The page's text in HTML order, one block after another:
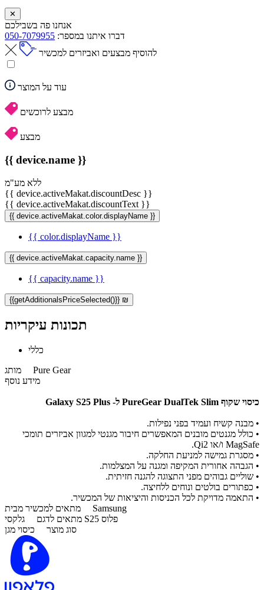
✕
אנחנו פה בשבילכם
דברו איתנו במספר: 050-7079955
להוסיף מבצעים ואביזרים למכשיר
עוד על המוצר
מבצע לרוכשים
מבצע
{{ device.name }}
ללא מע"מ
{{ device.activeMakat.discountDesc }}
{{ device.activeMakat.discountText }}
{{ device.activeMakat.color.displayName }}
{{ color.displayName }}
{{ device.activeMakat.capacity.name }}
{{ capacity.name }}
{{getAdditionalsPriceSelected()}} ₪
תכונות עיקריות
כללי
מותג Pure Gear
מידע נוסף
כיסוי שקוף PureGear DualTek Slim ל- Galaxy S25 Plus
• מבנה קשיח ועמיד בפני נפילות.
• כולל מגנטים מובנים המאפשרים חיבור מגנטי למגוון אביזרים תומכי
MagSafe ו/או Qi2.
• מסגרת גמישה למניעת החלקה.
• הגבהה אחורית המקיפה ומגנה על המצלמות.
• שוליים גבוהים מפני התצוגה להגנה חזיתית.
• כפתורים בולטים ונוחים ללחיצה.
• התאמה מדויקת לכל הכניסות והיציאות של המכשיר.
מתאים למכשיר מבית Samsung
מתאים לדגם
גלקסי S25 פלוס
סוג מוצר כיסוי מגן